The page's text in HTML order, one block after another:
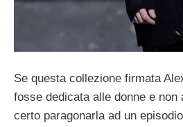
Se questa collezione firmata
fosse dedicata alle donne e non
certo paragonarla ad un